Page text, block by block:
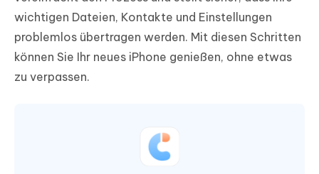
wichtigen Dateien, Kontakte und Einstellungen
problemlos übertragen werden. Mit diesen Schritten
können Sie Ihr neues iPhone genießen, ohne etwas
zu verpassen.